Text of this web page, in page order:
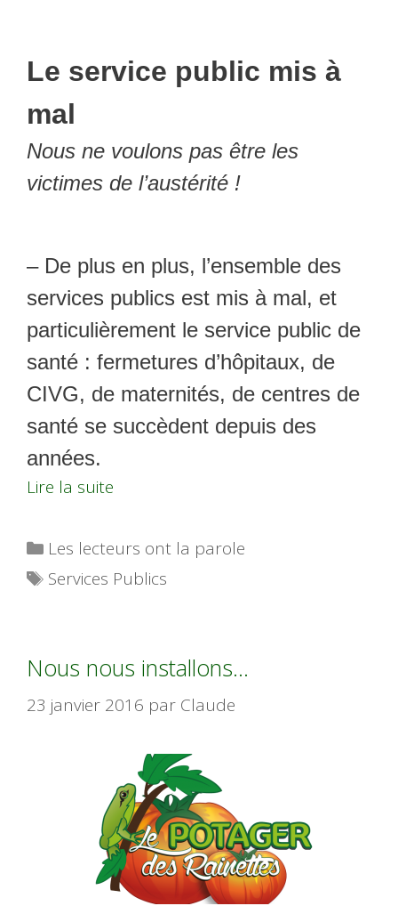
Le service public mis à
mal
Nous ne voulons pas être les
victimes de l’austérité !
– De plus en plus, l’ensemble des
services publics est mis à mal, et
particulièrement le service public de
santé : fermetures d’hôpitaux, de
CIVG, de maternités, de centres de
santé se succèdent depuis des
années.
Lire la suite
Catégories
Les lecteurs ont la parole
Étiquettes
Services Publics
Nous nous installons…
23 janvier 2016 par Claude